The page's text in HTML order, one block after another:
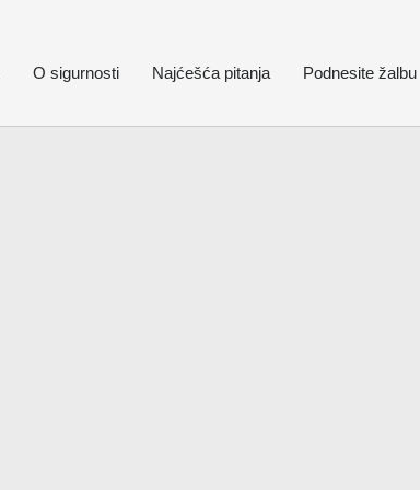
O sigurnosti Najćešća pitanja Podnesite žalbu